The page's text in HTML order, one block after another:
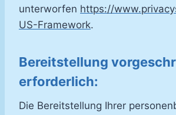
unterworfen https://
US-Framework.
Bereitstellung
erforderlich:
Die Bereitstellung Ihrer